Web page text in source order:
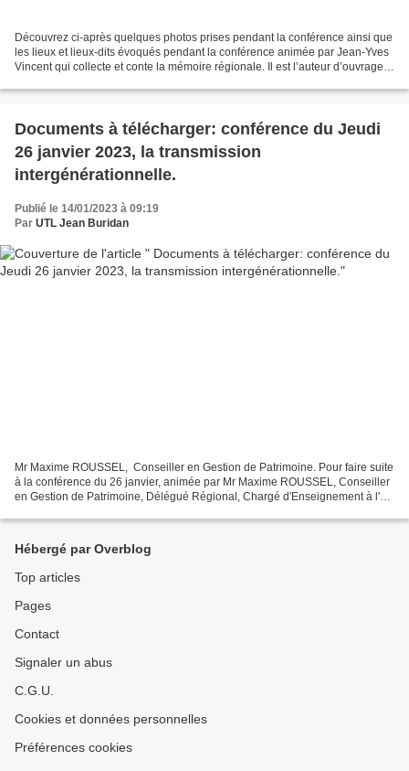
Découvrez ci-après quelques photos prises pendant la conférence ainsi que
les lieux et lieux-dits évoqués pendant la conférence animée par Jean-Yves
Vincent qui collecte et conte la mémoire régionale. Il est l’auteur d’ouvrages
Documents à télécharger: conférence du Jeudi
26 janvier 2023, la transmission
intergénérationnelle.
Publié le 14/01/2023 à 09:19
Par UTL Jean Buridan
Mr Maxime ROUSSEL, Conseiller en Gestion de Patrimoine. Pour faire suite
à la conférence du 26 janvier, animée par Mr Maxime ROUSSEL, Conseiller
en Gestion de Patrimoine, Délégué Régional, Chargé d'Enseignement à l'
Hébergé par Overblog
Top articles
Pages
Contact
Signaler un abus
C.G.U.
Cookies et données personnelles
Préférences cookies